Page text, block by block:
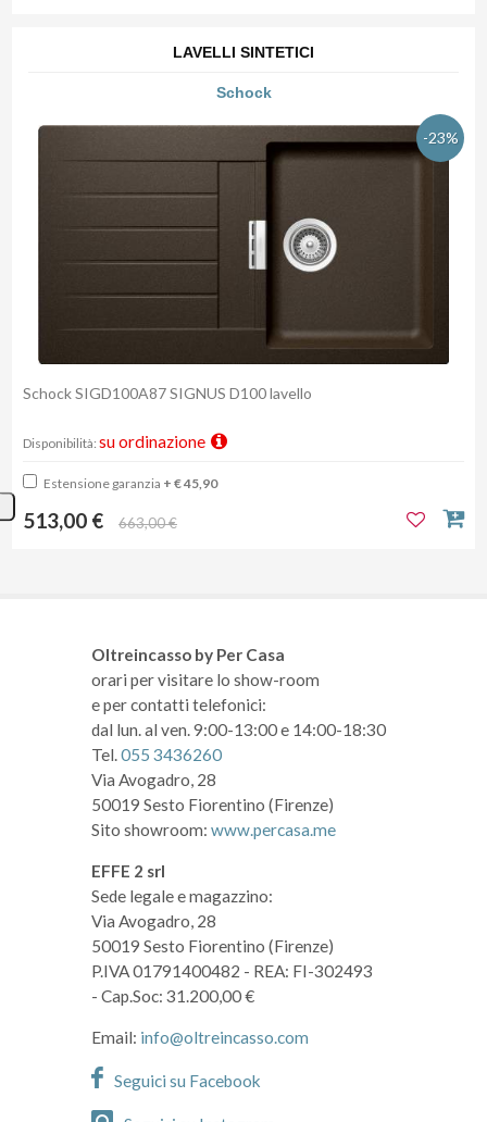
LAVELLI SINTETICI
Schock
-23%
Schock SIGD100A87 SIGNUS D100 lavello
Disponibilità: su ordinazione
Estensione garanzia + € 45,90
513,00 € 663,00 €
Oltreincasso by Per Casa
orari per visitare lo show-room
e per contatti telefonici:
dal lun. al ven. 9:00-13:00 e 14:00-18:30
Tel.055 3436260
Via Avogadro, 28
50019 Sesto Fiorentino (Firenze)
Sito showroom: www.percasa.me
EFFE 2 srl
Sede legale e magazzino:
Via Avogadro, 28
50019 Sesto Fiorentino (Firenze)
P.IVA 01791400482 - REA: FI-302493
- Cap.Soc: 31.200,00 €
Email: info@oltreincasso.com
Seguici su Facebook